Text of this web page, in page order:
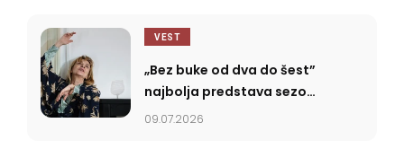
VEST
„Bez buke od dva do šest”
najbolja predstava sezone
2025/2026
09.07.2026